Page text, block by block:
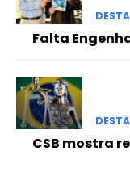
Falta
CSB mostra